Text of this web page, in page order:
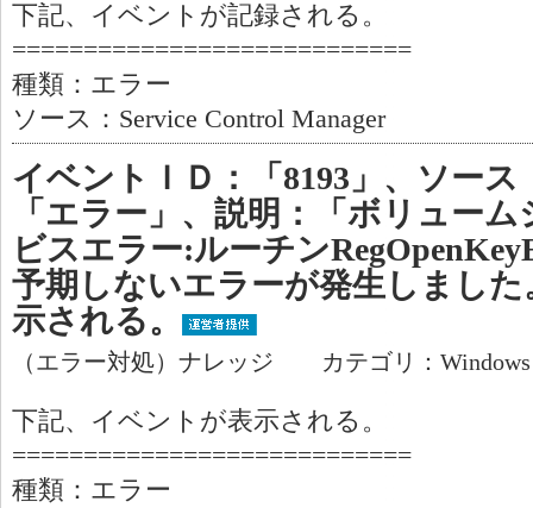
下記、イベントが記録される。
============================
種類：エラー
ソース：Service Control Manager
イベントＩＤ：「8193」、ソース
「エラー」、説明：「ボリュー
ビスエラー:ルーチン
予期しないエラーが発生しまし
示される。
（エラー対処）ナレッジ カテゴリ：
下記、イベントが表示される。
============================
種類：エラー